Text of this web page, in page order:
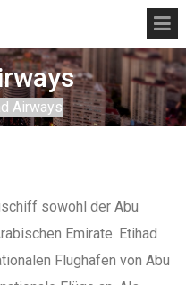
Airways
sowohl der Abu
Emirate. Etihad
Flughafen von Abu